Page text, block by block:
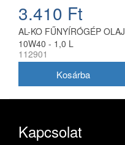
3.410 Ft
AL-KO FŰNYÍRÓGÉP OLAJ
10W40 - 1,0 L
112901
Kapcsolat